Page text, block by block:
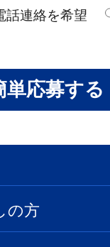
話連絡を希望
の方